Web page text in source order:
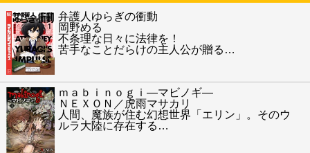
弁護人ゆらぎの衝動
岡野める
不条理な日々に法律を！
苦手なことだらけの主人公が贈る …
ｍａｂｉｎｏｇｉ―マビノギ―
ＮＥＸＯＮ／虎雨マサカリ
人間、魔族が住む幻想世界「エリン」。そのウ
ルラ大陸に存在する …